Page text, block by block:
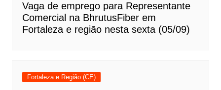
Vaga de emprego para Representante
Comercial na BhrutusFiber em
Fortaleza e região nesta sexta (05/09)
Fortaleza e Região (CE)